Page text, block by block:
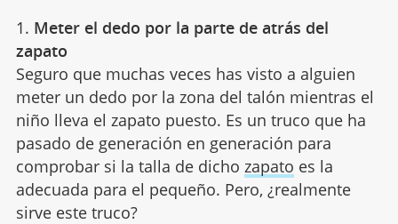
1. Meter el dedo por la parte de atrás del
zapato
Seguro que muchas veces has visto a alguien
meter un dedo por la zona del talón mientras el
niño lleva el zapato puesto. Es un truco que ha
pasado de generación en generación para
comprobar si la talla de dicho zapato es la
adecuada para el pequeño. Pero, ¿realmente
sirve este truco?